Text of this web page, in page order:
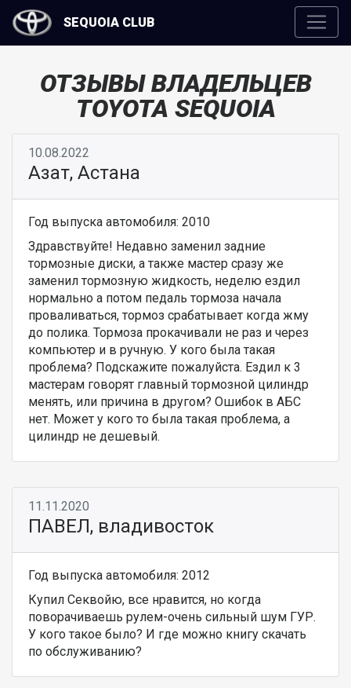
SEQUOIA CLUB
ОТЗЫВЫ ВЛАДЕЛЬЦЕВ
TOYOTA SEQUOIA
10.08.2022
Азат, Астана
Год выпуска автомобиля: 2010
Здравствуйте! Недавно заменил задние
тормозные диски, а также мастер сразу же
заменил тормозную жидкость, неделю ездил
нормально а потом педаль тормоза начала
проваливаться, тормоз срабатывает когда жму
до полика. Тормоза прокачивали не раз и через
компьютер и в ручную. У кого была такая
проблема? Подскажите пожалуйста. Ездил к 3
мастерам говорят главный тормозной цилиндр
менять, или причина в другом? Ошибок в АБС
нет. Может у кого то была такая проблема, а
цилиндр не дешевый.
11.11.2020
ПАВЕЛ, владивосток
Год выпуска автомобиля: 2012
Купил Секвойю, все нравится, но когда
поворачиваешь рулем-очень сильный шум ГУР.
У кого такое было? И где можно книгу скачать
по обслуживанию?